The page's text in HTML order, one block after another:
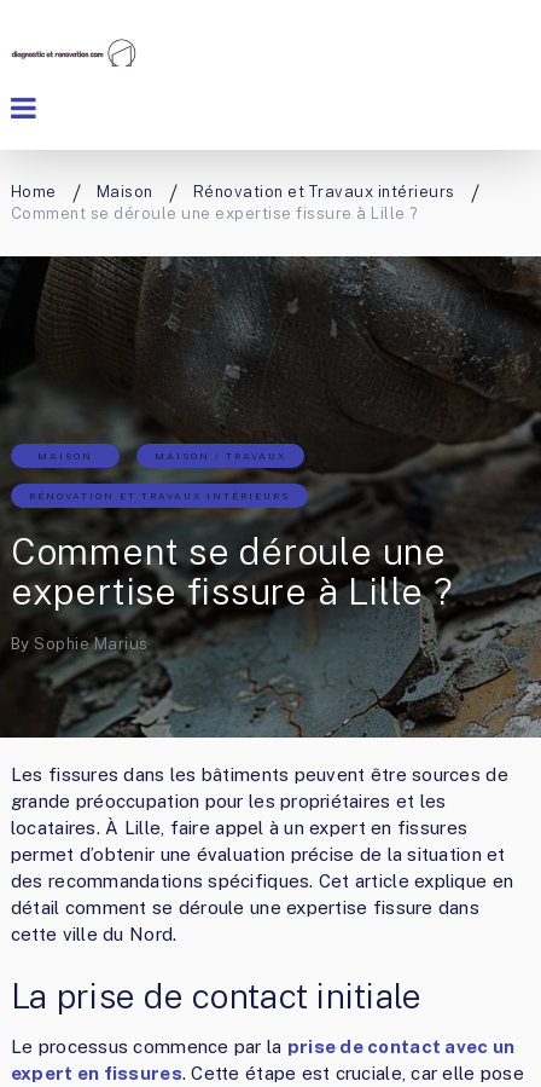
Home Maison
Rénovation et Travaux intérieurs
Comment se déroule une expertise fissure à Lille ?
MAISON MAISON / TRAVAUX
RÉNOVATION ET TRAVAUX INTÉRIEURS
Comment se déroule une
expertise fissure à Lille ?
By Sophie Marius
Les fissures dans les bâtiments peuvent être sources de
grande préoccupation pour les propriétaires et les
locataires. À Lille, faire appel à un expert en fissures
permet d’obtenir une évaluation précise de la situation et
des recommandations spécifiques. Cet article explique en
détail comment se déroule une expertise fissure dans
cette ville du Nord.
La prise de contact initiale
Le processus commence par la prise de contact avec un
expert en fissures. Cette étape est cruciale, car elle pose